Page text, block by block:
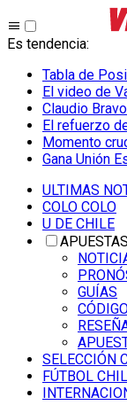
Es tendencia:
Tabla de
El video de
Claudio
El refuerzo
Momento
Gana Unión
ULTIMAS
COLO COLO
U DE CHILE
APUESTAS
GUÍAS
SELECCIÓN
FÚTBOL